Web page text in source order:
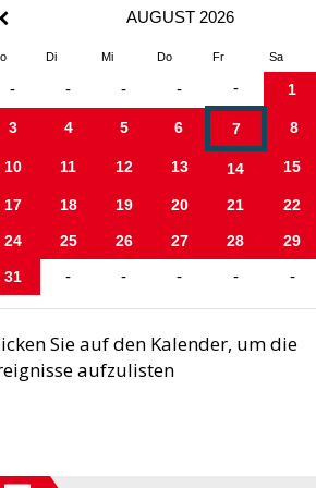
AUGUST 2026
Di Mi Do Fr Sa
- - - - - 1
3 4 5 6 7 8
10 11 12 13 14 15
17 18 19 20 21 22
24 25 26 27 28 29
31 - - - - -
Sie auf den Kalender, um die
aufzulisten